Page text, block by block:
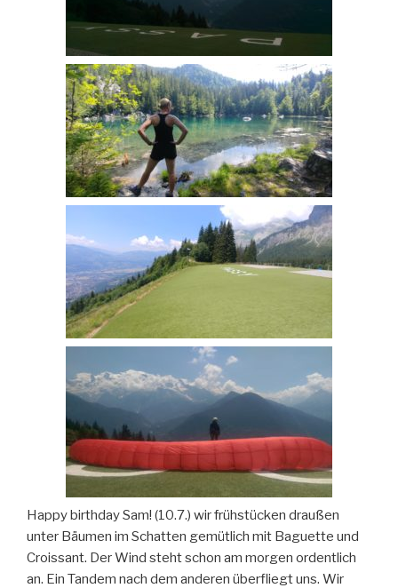
Happy birthday Sam! (10.7.) wir frühstücken draußen
unter Bäumen im Schatten gemütlich mit Baguette und
Croissant. Der Wind steht schon am morgen ordentlich
an. Ein Tandem nach dem anderen überfliegt uns. Wir